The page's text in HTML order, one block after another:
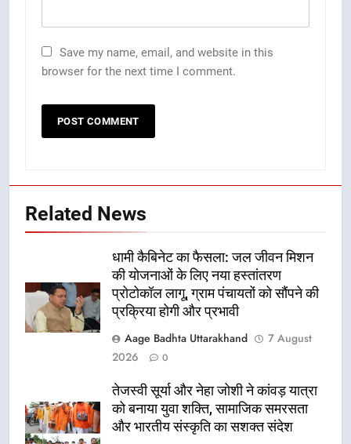
Save my name, email, and website in this
browser for the next time I comment.
Related News
धामी कैबिनेट का फैसला: जल जीवन मिशन
की योजनाओं के लिए नया हस्तांतरण
प्रोटोकॉल लागू, ग्राम पंचायतों को सौंपने की
प्रक्रिया होगी और प्रभावी
Aage Badhta Uttarakhand
7 August
2026
0
तेजस्वी सूर्या और नेहा जोशी ने कांवड़ यात्रा
को बनाया युवा शक्ति, सामाजिक समरसता
और भारतीय संस्कृति का सशक्त संदेश